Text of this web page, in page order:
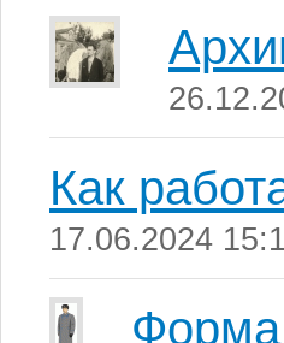
Как
17.06.2024
Форма